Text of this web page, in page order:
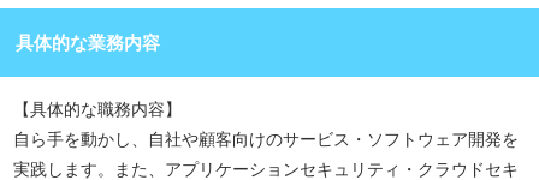
具体的な業務内容
【具体的な職務内容】
自ら手を動かし、自社や顧客向けのサービス・ソフトウェア開発を
実践します。また、アプリケーションセキュリティ・クラウドセキ